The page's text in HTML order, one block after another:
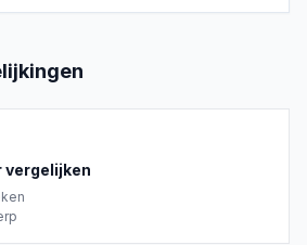
vergelijken